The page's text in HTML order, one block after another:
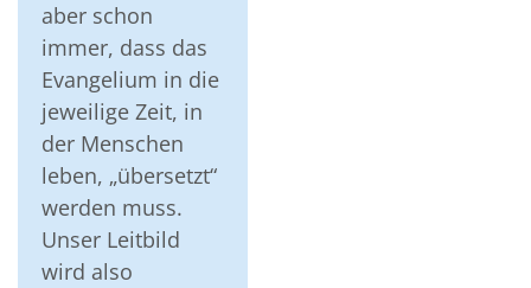
aber schon
immer, dass das
Evangelium in die
jeweilige Zeit, in
der Menschen
leben, „übersetzt“
werden muss.
Unser Leitbild
wird also